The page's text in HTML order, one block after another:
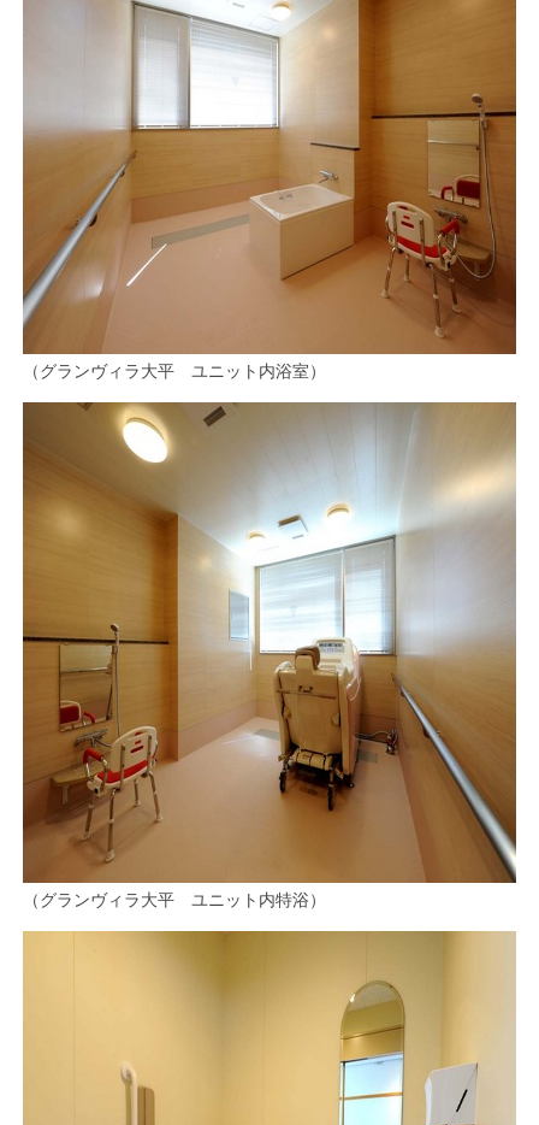
（グランヴィラ大平 ユニット内浴室）
（グランヴィラ大平 ユニット内特浴）